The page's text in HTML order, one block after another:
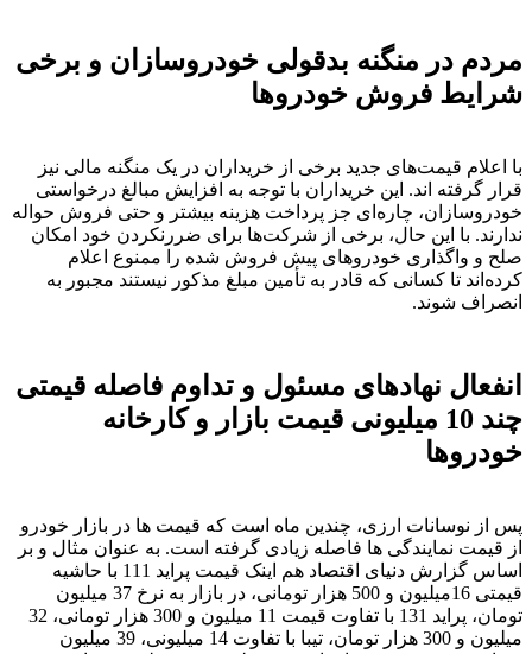
مردم در منگنه بدقولی خودروسازان و برخی
شرایط فروش خودروها
با اعلام قیمت‌های جدید برخی از خریداران در یک منگنه مالی نیز
قرار گرفته اند. این خریداران با توجه به افزایش مبالغ درخواستی
خودروسازان، چاره‌ای جز پرداخت هزینه بیشتر و حتی فروش حواله
ندارند. با این حال، برخی از شرکت‌ها برای ضررنکردن خود امکان
صلح و واگذاری خودرو‌های پیش فروش شده را ممنوع اعلام
کرده‌اند تا کسانی که قادر به تأمین مبلغ مذکور نیستند مجبور به
انصراف شوند.
انفعال نهادهای مسئول و تداوم فاصله قیمتی
چند 10 میلیونی قیمت بازار و کارخانه
خودروها
پس از نوسانات ارزی، چندین ماه است که قیمت ها در بازار خودرو
از قیمت نمایندگی ها فاصله زیادی گرفته است. به عنوان مثال و بر
اساس گزارش دنیای اقتصاد هم اینک قیمت پراید 111 با حاشیه
قیمتی 16میلیون و 500 هزار تومانی، در بازار به نرخ 37 میلیون
تومان، پراید 131 با تفاوت قیمت 11 میلیون و 300 هزار تومانی، 32
میلیون و 300 هزار تومان، تیبا با تفاوت 14 میلیونی، 39 میلیون